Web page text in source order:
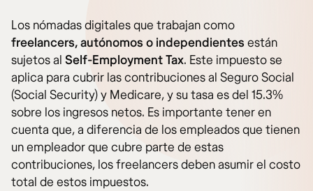
Los nómadas digitales que trabajan como
freelancers, autónomos o independientesestán
sujetos al Self-Employment Tax. Este impuesto se
aplica para cubrir las contribuciones al Seguro Social
(Social Security) y Medicare, y su tasa es del 15.3%
sobre los ingresos netos. Es importante tener en
cuenta que, a diferencia de los empleados que tienen
un empleador que cubre parte de estas
contribuciones, los freelancers deben asumir el costo
total de estos impuestos.